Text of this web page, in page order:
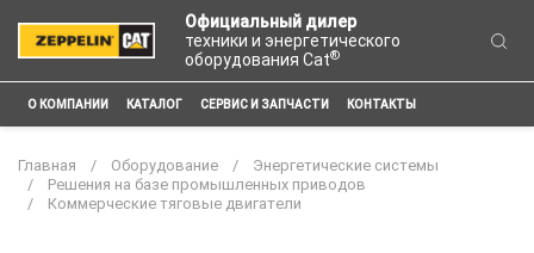
Официальный дилер
техники и энергетического
оборудования Cat®
О КОМПАНИИ КАТАЛОГ СЕРВИС И ЗАПЧАСТИ КОНТАКТЫ
Главная Оборудование
Энергетические системы
Решения на базе промышленных приводов
Коммерческие тяговые двигатели